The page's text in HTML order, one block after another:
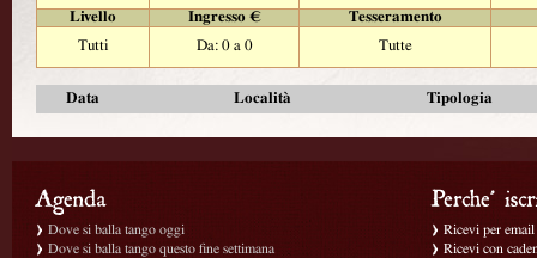
Livello
Ingresso €
Tesseramento
Tutti
Da: 0 a 0 Tutte
Data Località Tipologia
Dove si balla tango oggi
Dove si balla tango questo fine settimana
Ricevi per
Ricevi con